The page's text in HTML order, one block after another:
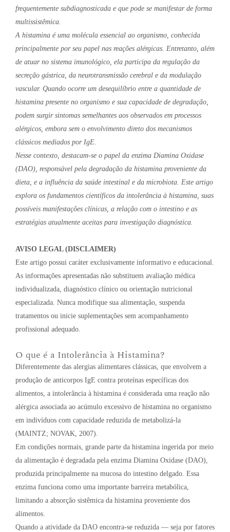
frequentemente subdiagnosticada e que pode se manifestar de forma
multissistêmica.
A histamina é uma molécula essencial ao organismo, conhecida
principalmente por seu papel nas reações alérgicas. Entretanto, além
de atuar no sistema imunológico, ela participa da regulação da
secreção gástrica, da neurotransmissão cerebral e da modulação
vascular. Quando ocorre um desequilíbrio entre a quantidade de
histamina presente no organismo e sua capacidade de degradação,
podem surgir sintomas semelhantes aos observados em processos
alérgicos, embora sem o envolvimento direto dos mecanismos
clássicos mediados por IgE.
Nesse contexto, destacam-se o papel da enzima Diamina Oxidase
(DAO), responsável pela degradação da histamina proveniente da
dieta, e a influência da saúde intestinal e da microbiota. Este artigo
explora os fundamentos científicos da intolerância à histamina, suas
possíveis manifestações clínicas, a relação com o intestino e as
estratégias atualmente aceitas para investigação diagnóstica.
AVISO LEGAL (DISCLAIMER)
Este artigo possui caráter exclusivamente informativo e educacional.
As informações apresentadas não substituem avaliação médica
individualizada, diagnóstico clínico ou orientação nutricional
especializada. Nunca modifique sua alimentação, suspenda
tratamentos ou inicie suplementações sem acompanhamento
profissional adequado.
O que é a Intolerância à Histamina?
Diferentemente das alergias alimentares clássicas, que envolvem a
produção de anticorpos IgE contra proteínas específicas dos
alimentos, a intolerância à histamina é considerada uma reação não
alérgica associada ao acúmulo excessivo de histamina no organismo
em indivíduos com capacidade reduzida de metabolizá-la
(MAINTZ; NOVAK, 2007).
Em condições normais, grande parte da histamina ingerida por meio
da alimentação é degradada pela enzima Diamina Oxidase (DAO),
produzida principalmente na mucosa do intestino delgado. Essa
enzima funciona como uma importante barreira metabólica,
limitando a absorção sistêmica da histamina proveniente dos
alimentos.
Quando a atividade da DAO encontra-se reduzida — seja por fatores